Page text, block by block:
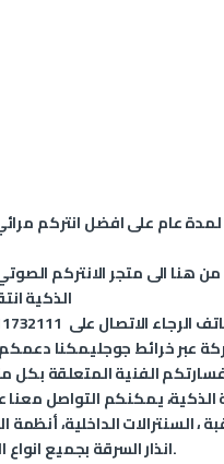
عام علىافضل انتركم
منهناالى متجر الانتركم
الذكية
الرجاء الاتصال على
عبرخرائط جوجليمكنا دعمكم
الفنية المتعلقة
، السنترالات الداخلية،
انذار السرقة بجميع.